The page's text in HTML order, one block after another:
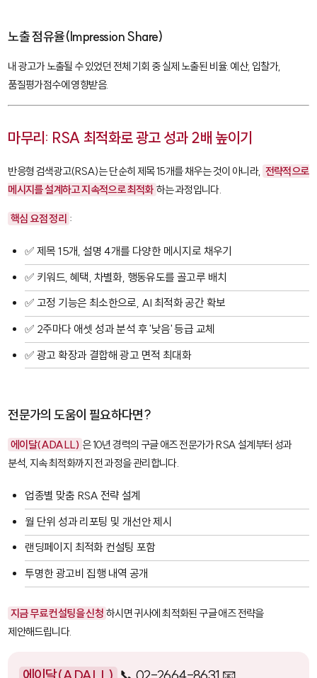
노출 점유율(Impression Share)
내 광고가 노출될 수 있었던 전체 기회 중 실제 노출된 비율. 예산, 입찰가,
품질평가점수에 영향받음.
마무리: RSA 최적화로 광고 성과 2배 높이기
반응형 검색광고(RSA)는 단순히 제목 15개를 채우는 것이 아니라, 전략적으로
메시지를 설계하고 지속적으로 최적화 하는 과정입니다.
핵심 요점 정리 :
✅ 제목 15개, 설명 4개를 다양한 메시지로 채우기
✅ 키워드, 혜택, 차별화, 행동유도를 골고루 배치
✅ 고정 기능은 최소한으로, AI 최적화 공간 확보
✅ 2주마다 애셋 성과 분석 후 '낮음' 등급 교체
✅ 광고 확장과 결합해 광고 면적 최대화
전문가의 도움이 필요하다면?
에이달(ADALL) 은 10년 경력의 구글 애즈 전문가가 RSA 설계부터 성과
분석, 지속 최적화까지 전 과정을 관리합니다.
업종별 맞춤 RSA 전략 설계
월 단위 성과 리포팅 및 개선안 제시
랜딩페이지 최적화 컨설팅 포함
투명한 광고비 집행 내역 공개
지금 무료 컨설팅을 신청 하시면 귀사에 최적화된 구글 애즈 전략을
제안해드립니다.